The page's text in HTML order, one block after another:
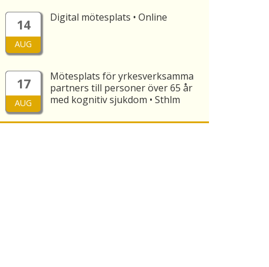
14
AUG
Digital mötesplats • Online
17
AUG
Mötesplats för yrkesverksamma
partners till personer över 65 år
med kognitiv sjukdom • Sthlm